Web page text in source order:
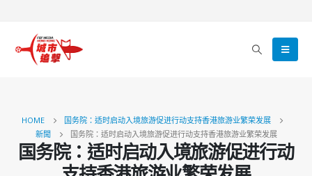
HOME
国务院：适时启动入境旅游促进行动支持香港旅游业繁荣发展
新聞
国务院：适时启动入境旅游促进行动支持香港旅游业繁荣发展
国务院：适时启动入境旅游促进行动